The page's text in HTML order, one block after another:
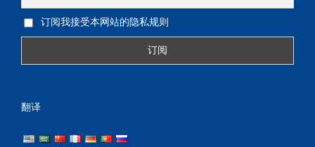
订阅我接受本网站的隐私规则
翻译